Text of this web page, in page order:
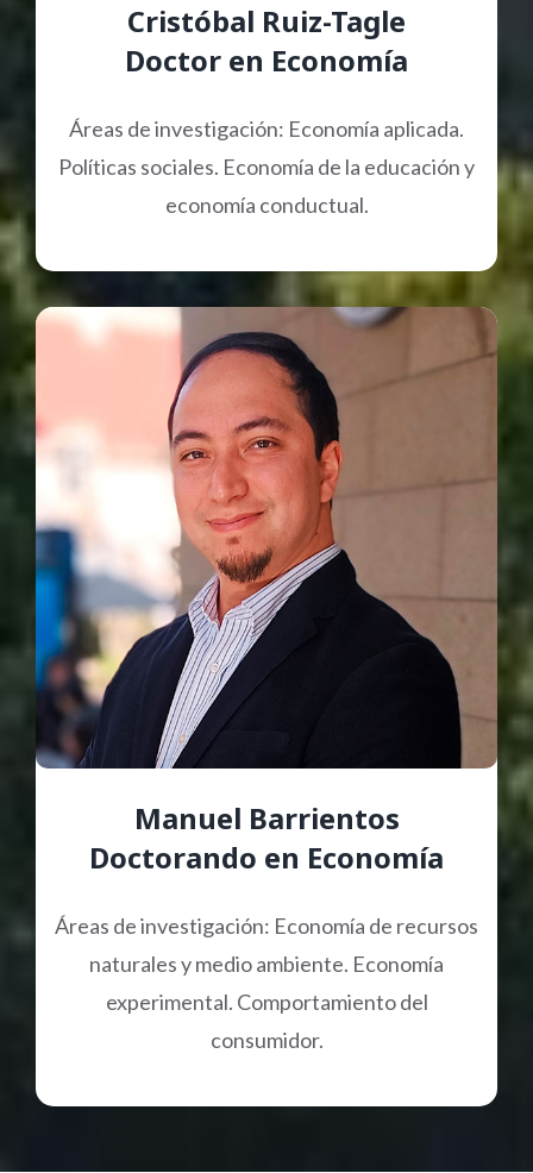
Cristóbal Ruiz-Tagle
Doctor en Economía
Áreas de investigación: Economía aplicada.
Políticas sociales. Economía de la educación y
economía conductual.
Manuel Barrientos
Doctorando en Economía
Áreas de investigación: Economía de recursos
naturales y medio ambiente. Economía
experimental. Comportamiento del
consumidor.